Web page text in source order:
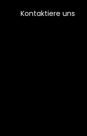
Kontaktiere uns